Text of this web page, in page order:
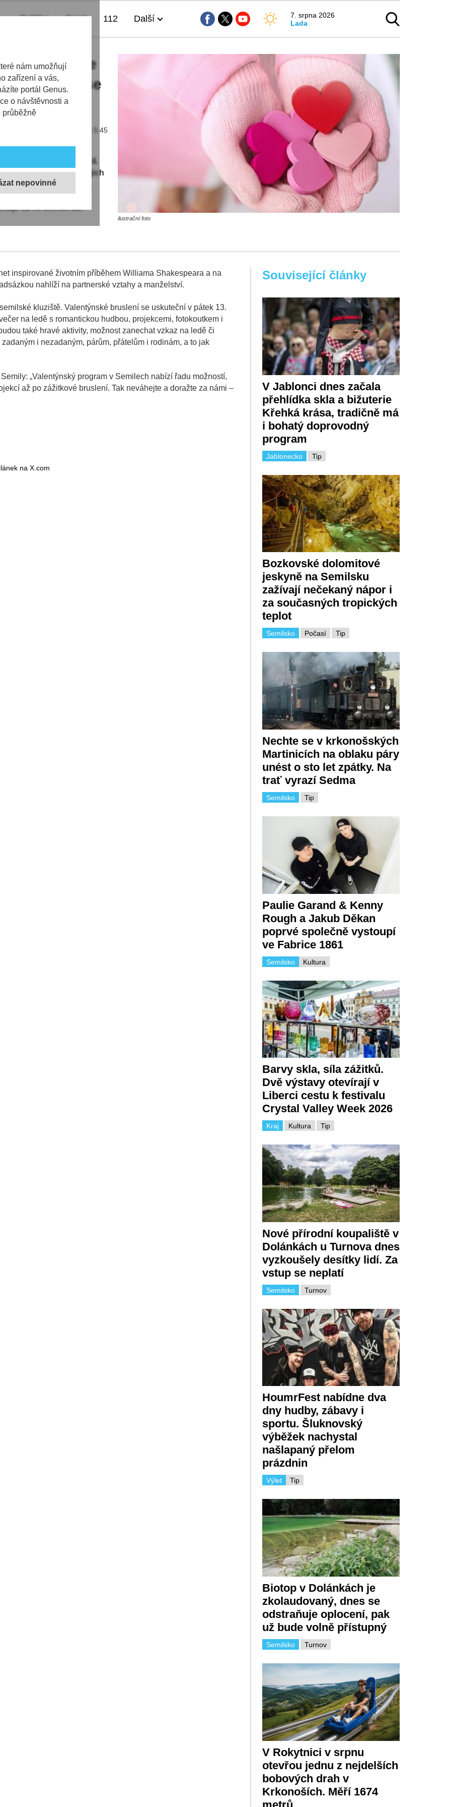
nám umožňují
zařízení a vás,
portál Genus.
o návštěvnosti a
průběžně
Politika Sport 112 Další
7. srpna 2026
Lada
Jitřenka se
a chystá se
13.02.2026 | 5:45
každoročně slaví 14.
a společenských
propojují romantiku,
připojí
už ve čtvrtek 12.
ilustrační foto
inspirované životním příběhem Williama Shakespeara a na
nahlíží na partnerské vztahy a manželství.
kluziště. Valentýnské bruslení se uskuteční v pátek 13.
na ledě s romantickou hudbou, projekcemi, fotokoutkem i
také hravé aktivity, možnost zanechat vzkaz na ledě či
i nezadaným, párům, přátelům i rodinám, a to jak
„Valentýnský program v Semilech nabízí řadu možností,
až po zážitkové bruslení. Tak neváhejte a doražte za námi –
na X.com
Související články
V Jablonci dnes začala
přehlídka skla a bižuterie
Křehká krása, tradičně má
i bohatý doprovodný
program
Jablonecko Tip
Bozkovské dolomitové
jeskyně na Semilsku
zažívají nečekaný nápor i
za současných tropických
teplot
Počasí
Semilsko Tip
Nechte se v krkonošských
Martinicích na oblaku páry
unést o sto let zpátky. Na
trať vyrazí Sedma
Semilsko Tip
Paulie Garand & Kenny
Rough a Jakub Děkan
poprvé společně vystoupí
ve Fabrice 1861
Kultura
Semilsko
Barvy skla, síla zážitků.
Dvě výstavy otevírají v
Liberci cestu k festivalu
Crystal Valley Week 2026
Kraj Kultura Tip
Nové přírodní koupaliště v
Dolánkách u Turnova dnes
vyzkoušely desítky lidí. Za
vstup se neplatí
Semilsko Turnov
HoumrFest nabídne dva
dny hudby, zábavy i
sportu. Šluknovský
výběžek nachystal
našlapaný přelom
prázdnin
Tip
Výlet
Biotop v Dolánkách je
zkolaudovaný, dnes se
odstraňuje oplocení, pak
už bude volně přístupný
Semilsko Turnov
V Rokytnici v srpnu
otevřou jednu z nejdelších
bobových drah v
Krkonoších. Měří 1674